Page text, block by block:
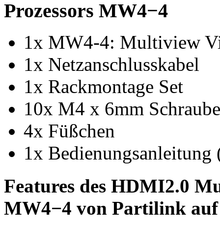
Prozessors MW4−4
1x MW4-4: Multiview
1x Netzanschlusskabel
1x Rackmontage Set
10x M4 x 6mm
4x Füßchen
1x Bedienungsanleitung
Features des HDMI2.0
MW4−4 von Partilink